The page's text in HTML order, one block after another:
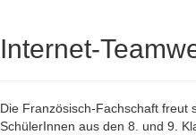
Internet-
Die Französisch-Fachschaft freut
SchülerInnen aus den 8. und 9.